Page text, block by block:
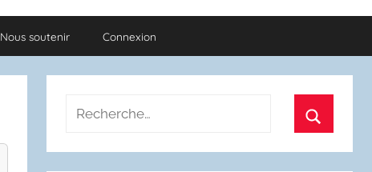
Nous soutenir Connexion
Recherche
: